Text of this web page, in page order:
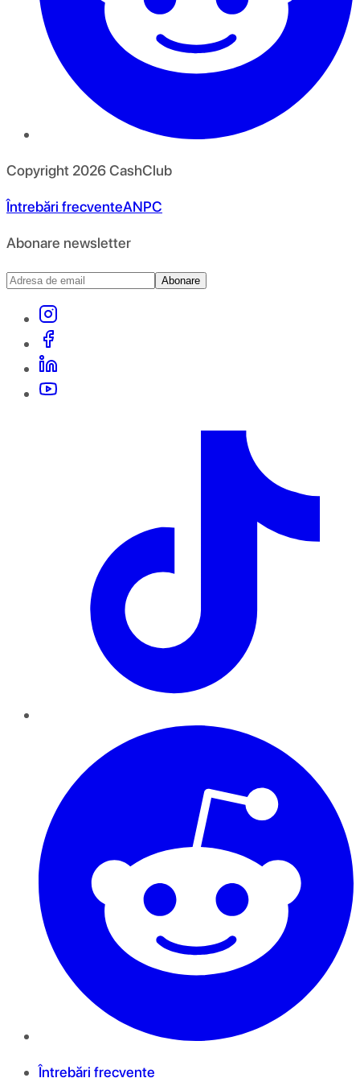
Copyright 2026CashClub
Întrebări frecventeANPC
Abonare newsletter
Abonare
Întrebări frecvente